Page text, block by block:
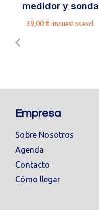
medidor y sonda
39,00€ impuestos excl.
Empresa
Sobre Nosotros
Agenda
Contacto
Cómo llegar